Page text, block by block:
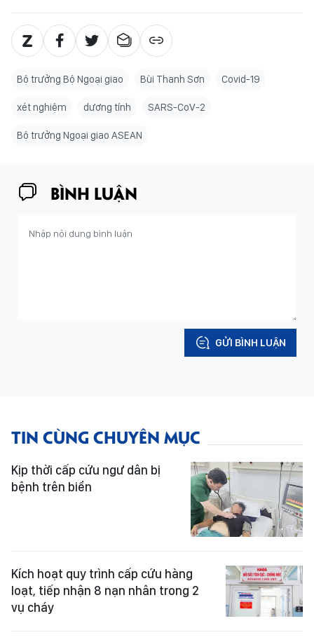
Bộ trưởng Bộ Ngoại giao Bùi Thanh Sơn Covid-19
xét nghiệm dương tính SARS-CoV-2
Bộ trưởng Ngoại giao ASEAN
BÌNH LUẬN
GỬI BÌNH LUẬN
TIN CÙNG CHUYÊN MỤC
Kịp thời cấp cứu ngư dân bị
bệnh trên biển
Kích hoạt quy trình cấp cứu hàng
loạt, tiếp nhận 8 nạn nhân trong 2
vụ cháy